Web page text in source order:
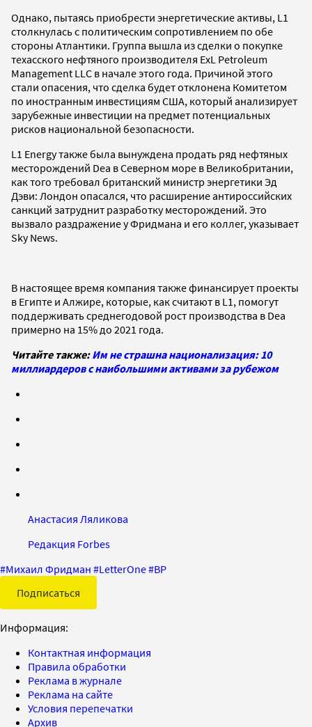
Однако, пытаясь приобрести энергетические активы, L1
столкнулась с политическим сопротивлением по обе
стороны Атлантики. Группа вышла из сделки о покупке
техасского нефтяного производителя ExL Petroleum
Management LLC в начале этого года. Причиной этого
стали опасения, что сделка будет отклонена Комитетом
по иностранным инвестициям США, который анализирует
зарубежные инвестиции на предмет потенциальных
рисков национальной безопасности.
L1 Energy также была вынуждена продать ряд нефтяных
месторождений Dea в Северном море в Великобритании,
как того требовал британский министр энергетики Эд
Дэви: Лондон опасался, что расширение антироссийских
санкций затруднит разработку месторождений. Это
вызвало раздражение у Фридмана и его коллег, указывает
Sky News.
В настоящее время компания также финансирует проекты
в Египте и Алжире, которые, как считают в L1, помогут
поддерживать среднегодовой рост производства в Dea
примерно на 15% до 2021 года.
Читайте также:Им не страшна национализация: 10
миллиардеров с наибольшими активами за рубежом
Анастасия Ляликова
Редакция Forbes
#Михаил Фридман #LetterOne#BP
Подписаться
Информация:
Контактная информация
Правила обработки
Реклама в журнале
Реклама на сайте
Условия перепечатки
Архив